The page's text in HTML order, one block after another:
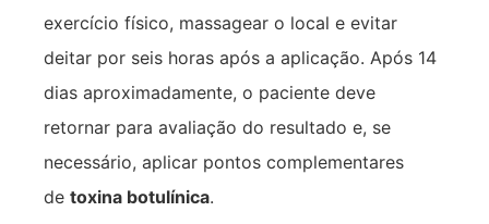
exercício físico, massagear o local e evitar
deitar por seis horas após a aplicação. Após 14
dias aproximadamente, o paciente deve
retornar para avaliação do resultado e, se
necessário, aplicar pontos complementares
de toxina botulínica.